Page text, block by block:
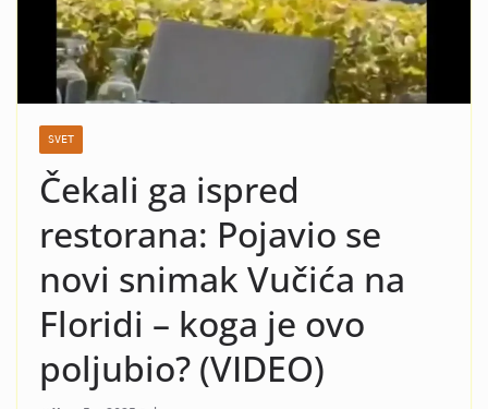
nasilje i krah: Evo koja žena
je razlog kraha braka Čede
Jovanovića! Kad vidite o kome
se radi neće vam bit dobro!
SVET
Čekali ga ispred
restorana: Pojavio se
novi snimak Vučića na
Floridi – koga je ovo
poljubio? (VIDEO)